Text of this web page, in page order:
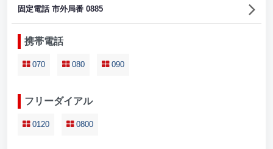
固定電話 市外局番 0885
携帯電話
070 080 090
フリーダイアル
0120 0800